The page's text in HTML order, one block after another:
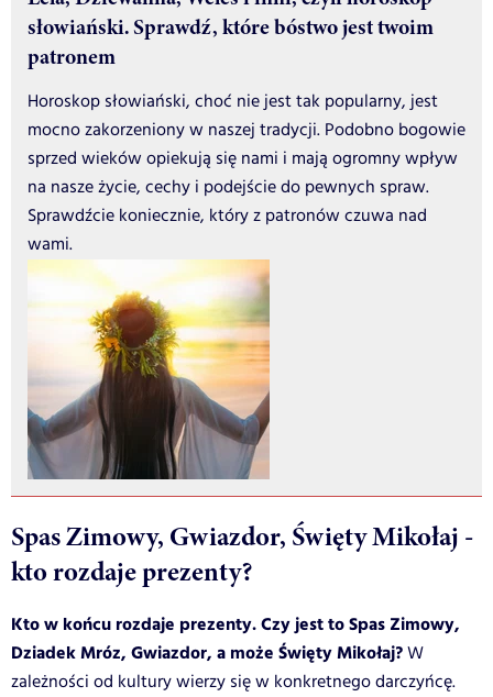
słowiański. Sprawdź, które bóstwo jest twoim
patronem
Horoskop słowiański, choć nie jest tak popularny, jest
mocno zakorzeniony w naszej tradycji. Podobno bogowie
sprzed wieków opiekują się nami i mają ogromny wpływ
na nasze życie, cechy i podejście do pewnych spraw.
Sprawdźcie koniecznie, który z patronów czuwa nad
wami.
Spas Zimowy, Gwiazdor, Święty Mikołaj -
kto rozdaje prezenty?
Kto w końcu rozdaje prezenty. Czy jest to Spas Zimowy,
Dziadek Mróz, Gwiazdor, a może Święty Mikołaj?W
zależności od kultury wierzy się w konkretnego darczyńcę.